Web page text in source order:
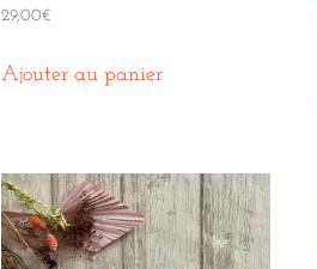
29,00€
Ajouter au panier